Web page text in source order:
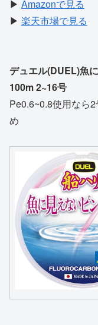
▶ Amazonで見る
▶ 楽天市場で見る
デュエル(DUEL)魚
100m 2~16号
Pe0.6~0.8使用なら
め